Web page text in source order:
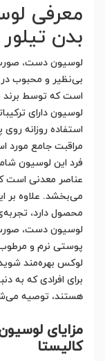
معرفی
بدن
لوسیون دست،
بی‌نظیر و محبوب
است که توسط برند
لوسیون دارای
استفاده روزانه
مراقبت جامع مورد
فرد این لوسیون
عناصر معدنی است
می‌بخشد. علاوه بر
محصول دارد،
لوسیون دست، صورت
پوستی نرم و
لوکس بهره‌مند
برای افرادی که
هستند، توصیه
مزایای
کالیستا